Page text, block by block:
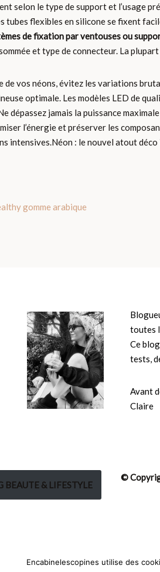
selon le type de support et l’usage
tubes flexibles en silicone se fixent
de fixation par ventouses ou
et type de connecteur. La
de vos néons, évitez les variations
optimale. Les modèles LED de
dépassez jamais la puissance
l’énergie et préserver les
intensives.Néon : le nouvel atout
gomme arabique
toutes
Ce
tests,
Avant
Claire
BEAUTE & LIFESTYLE
©
Encabinelescopines utilise des